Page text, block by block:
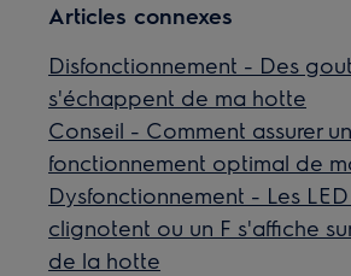
Articles connexes
Disfonctionnement - Des
s'échappent de ma hotte
Conseil - Comment assurer un
fonctionnement optimal de
Dysfonctionnement - Les
clignotent ou un F s'affiche
de la hotte